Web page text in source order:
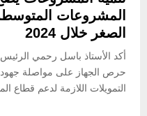
المشروعات
الصغر خلال 2024
أكد الأستاذ باسل رحمي الرئيس
التمويلات اللازمة لدعم قطاع